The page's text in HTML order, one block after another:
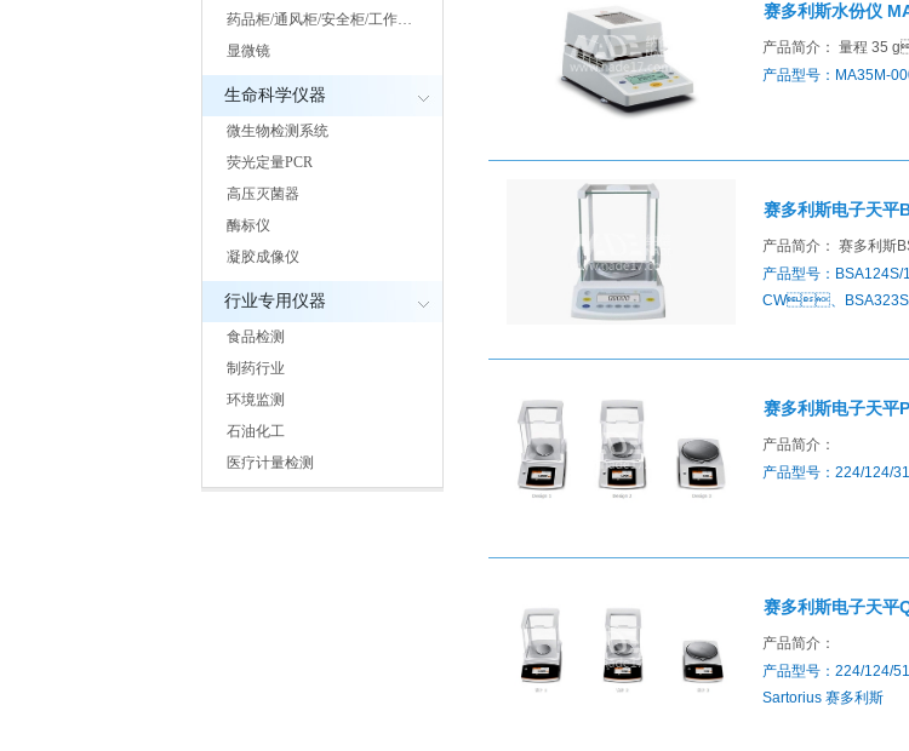
药品柜/通风柜/安全柜/工作…
显微镜
生命科学仪器
微生物检测系统
荧光定量PCR
高压灭菌器
酶标仪
凝胶成像仪
行业专用仪器
食品检测
制药行业
环境监测
石油化工
医疗计量检测
赛多利斯水份仪
产品简介： 量程
产品型号：MA35M-
赛多利斯电子天平
产品简介： 赛多利斯
产品型号：
CW、
赛多利斯电子天平
产品简介：
产品型号：224/
赛多利斯电子天平
产品简介：
产品型号：224/
Sartorius 赛多利斯